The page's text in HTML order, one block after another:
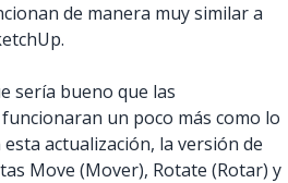
de manera muy similar a
sería bueno que las
un poco más como lo
actualización, la versión de
Move (Mover), Rotate (Rotar) y